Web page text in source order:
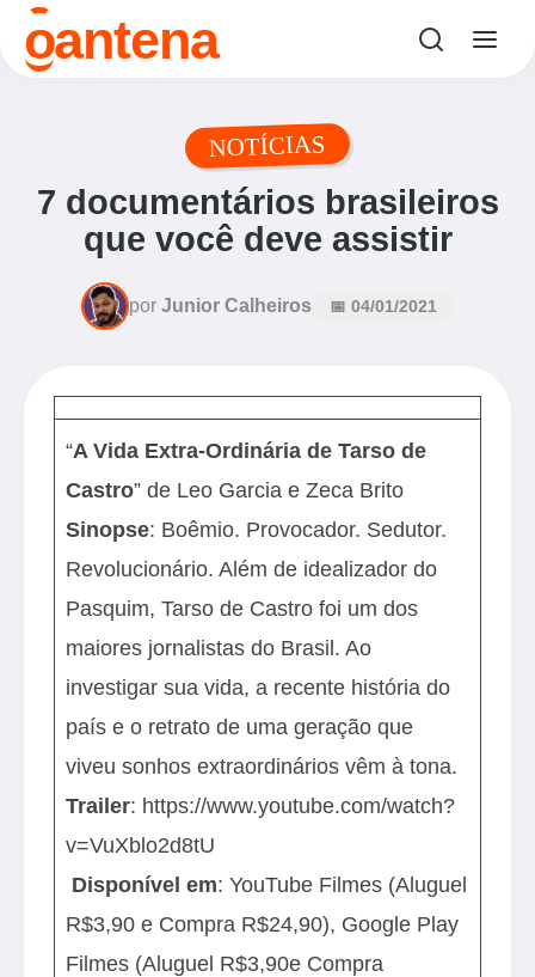
oantena
NOTÍCIAS
7 documentários brasileiros
que você deve assistir
por Junior Calheiros 📅 04/01/2021
“A Vida Extra-Ordinária de Tarso de
Castro” de Leo Garcia e Zeca Brito
Sinopse: Boêmio. Provocador. Sedutor.
Revolucionário. Além de idealizador do
Pasquim, Tarso de Castro foi um dos
maiores jornalistas do Brasil. Ao
investigar sua vida, a recente história do
país e o retrato de uma geração que
viveu sonhos extraordinários vêm à tona.
Trailer: https://www.youtube.com/watch?
v=VuXblo2d8tU
Disponível em: YouTube Filmes (Aluguel
R$3,90 e Compra R$24,90), Google Play
Filmes (Aluguel R$3,90e Compra